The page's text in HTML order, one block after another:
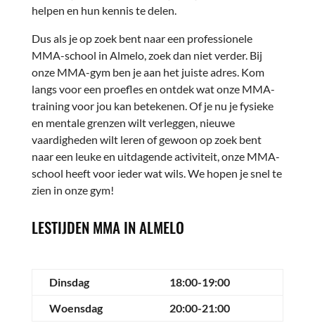
helpen en hun kennis te delen.
Dus als je op zoek bent naar een professionele
MMA-school in Almelo, zoek dan niet verder. Bij
onze MMA-gym ben je aan het juiste adres. Kom
langs voor een proefles en ontdek wat onze MMA-
training voor jou kan betekenen. Of je nu je fysieke
en mentale grenzen wilt verleggen, nieuwe
vaardigheden wilt leren of gewoon op zoek bent
naar een leuke en uitdagende activiteit, onze MMA-
school heeft voor ieder wat wils. We hopen je snel te
zien in onze gym!
LESTIJDEN MMAIN ALMELO
Dinsdag
18:00-19:00
Woensdag
20:00-21:00